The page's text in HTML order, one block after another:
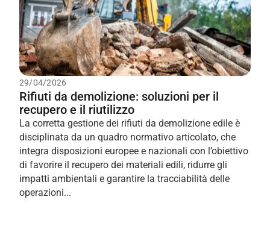
29/04/2026
Rifiuti da demolizione: soluzioni per il
recupero e il riutilizzo
La corretta gestione dei rifiuti da demolizione edile è
disciplinata da un quadro normativo articolato, che
integra disposizioni europee e nazionali con l’obiettivo
di favorire il recupero dei materiali edili, ridurre gli
impatti ambientali e garantire la tracciabilità delle
operazioni...